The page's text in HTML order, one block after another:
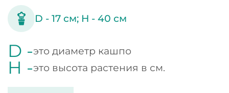
D -17 см; H -40 см
D -это диаметр кашпо
H -это высота растения в см.